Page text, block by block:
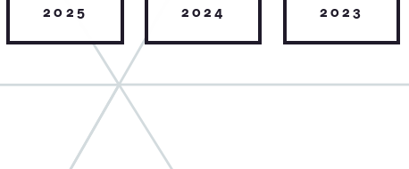
2025 2024 2023